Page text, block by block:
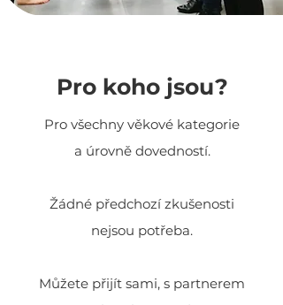
Pro koho jsou?
Pro všechny věkové kategorie
a úrovně dovedností.
Žádné předchozí zkušenosti
nejsou potřeba.
Můžete přijít sami, s partnerem